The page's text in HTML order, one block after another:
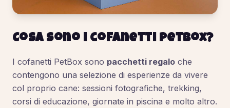
Cosa sono i cofanetti PetBox?
I cofanetti PetBox sono pacchetti regalo che
contengono una selezione di esperienze da vivere
col proprio cane: sessioni fotografiche, trekking,
corsi di educazione, giornate in piscina e molto altro.